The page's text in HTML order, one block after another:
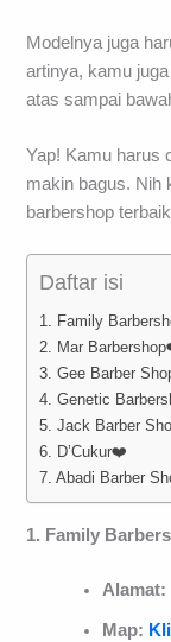
Modelnya juga
artinya, kamu
atas sampai
Yap! Kamu harus
makin bagus. Nih
barbershop
Daftar isi
1. Family
2. Mar
3. Gee Barber
4. Genetic
5. Jack Barber
6. D’Cukur❤️
7. Abadi Barber
1. Family
Alamat:
Map: